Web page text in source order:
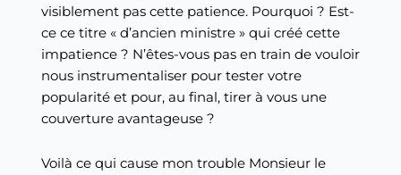
visiblement pas cette patience. Pourquoi ? Est-
ce ce titre « d’ancien ministre » qui créé cette
impatience ? N’êtes-vous pas en train de vouloir
nous instrumentaliser pour tester votre
popularité et pour, au final, tirer à vous une
couverture avantageuse ?
Voilà ce qui cause mon trouble Monsieur le